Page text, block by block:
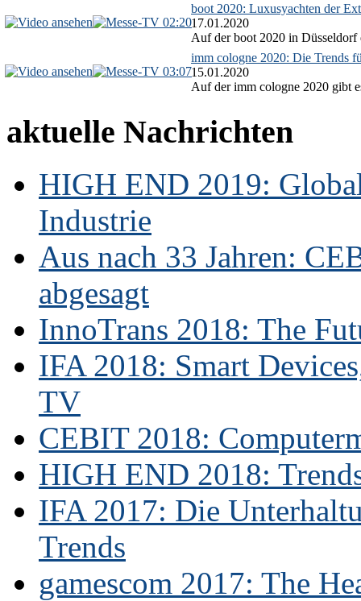
02:20
boot 2020: Luxusyachten der
17.01.2020
Auf der boot 2020 in Düsseldorf
03:07
imm cologne 2020: Die Trends
15.01.2020
Auf der imm cologne 2020 gibt
aktuelle Nachrichten
HIGH END 2019:
Industrie
Aus nach 33 Jahren:
abgesagt
InnoTrans 2018: The
IFA 2018: Smart
TV
CEBIT 2018:
HIGH END 2018:
IFA 2017: Die
Trends
gamescom 2017: The